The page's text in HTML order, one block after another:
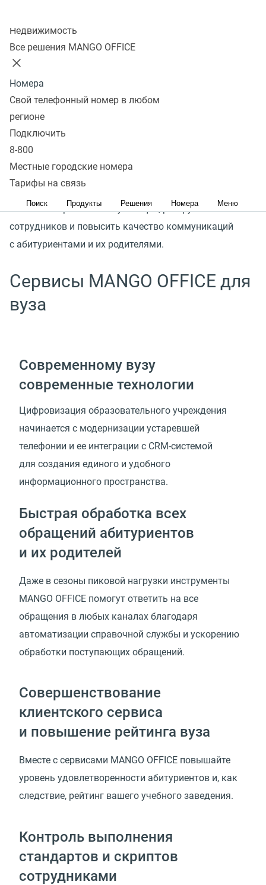
Недвижимость
Все решения MANGO OFFICE
Номера
Свой телефонный номер в любом
регионе
Подключить
8-800
Местные городские номера
Тарифы на связь
Поиск Продукты Решения Номера Меню
Организация работы приемной комиссии учебного
заведения связана с необходимостью постоянной
коммуникации и качественной обработкой большого
потока входящих вопросов и информации. Важно
не потерять ни одного запроса, ведь от этого зависит
выполнение плана по набору абитуриентов и рейтинг
вуза.
Комплекс инструментов MANGO OFFICE поможет
реализовать единое цифровое пространство,
автоматизировать консультации, разгрузить
сотрудников и повысить качество коммуникаций
с абитуриентами и их родителями.
Сервисы MANGO OFFICE для
вуза
Современному вузу
современные технологии
Цифровизация образовательного учреждения
начинается с модернизации устаревшей
телефонии и ее интеграции с CRM-системой
для создания единого и удобного
информационного пространства.
Быстрая обработка всех
обращений абитуриентов
и их родителей
Даже в сезоны пиковой нагрузки инструменты
MANGO OFFICE помогут ответить на все
обращения в любых каналах благодаря
автоматизации справочной службы и ускорению
обработки поступающих обращений.
Совершенствование
клиентского сервиса
и повышение рейтинга вуза
Вместе с сервисами MANGO OFFICE повышайте
уровень удовлетворенности абитуриентов и, как
следствие, рейтинг вашего учебного заведения.
Контроль выполнения
стандартов и скриптов
сотрудниками